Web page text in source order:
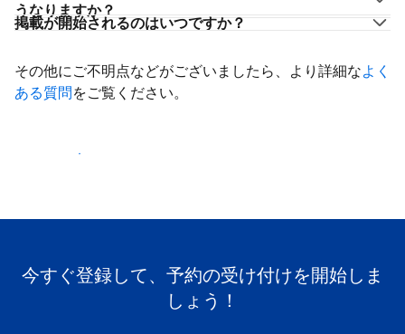
うなりますか？
掲載が開始されるのはいつですか？
その他にご不明点などがございましたら、より詳細なよく
ある質問をご覧ください。
掲載を開始する
今すぐ登録して、予約の受け付けを開始しま
しょう！